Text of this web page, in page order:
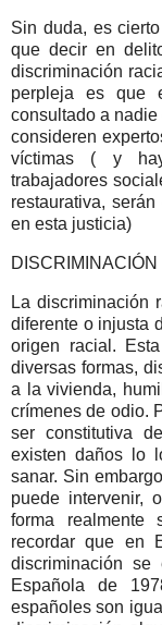
Sin duda, es
que decir en
discriminación
perpleja es que
consultado a
consideren
víctimas ( y
trabajadores
restaurativa,
en esta justicia)
La discriminación
diferente o injusta
origen racial.
diversas formas,
a la vivienda,
crímenes de odio.
ser constitutiva
existen daños lo
sanar. Sin
puede intervenir,
forma realmente
recordar que en
discriminación se
Española de
españoles son